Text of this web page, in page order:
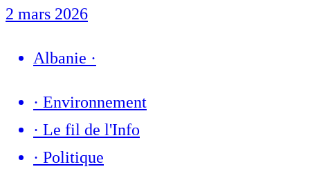
2 mars 2026
Albanie ·
· Environnement
· Le fil de l'Info
· Politique